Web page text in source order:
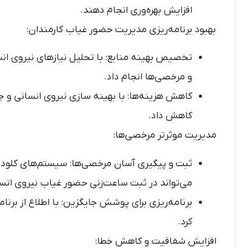
افزایش بهره‌وری انجام دهند.
بهبود برنامه‌ریزی مدیریت حضور غیاب کارمندان:
تخصیص بهینه منابع: با تحلیل نیازهای نیروی
و مرخصی‌ها انجام داد.
کاهش هزینه‌ها: با بهینه سازی نیروی انسانی و
کاهش داد.
مدیریت موثرتر مرخصی‌ها:
ثبت و پیگیری آسان مرخصی‌ها: سیستم‌های کلود
می‌تواند در ثبت ساعت‌زنی حضور غیاب نیروی
برنامه‌ریزی برای پوشش جایگزین: با اطلاع از
کرد.
افزایش شفافیت و کاهش خطا: